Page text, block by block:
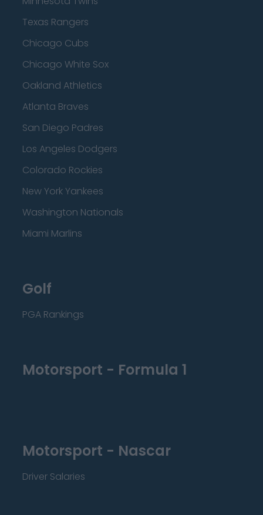
Texas Rangers
Chicago Cubs
Chicago White Sox
Oakland Athletics
Atlanta Braves
San Diego Padres
Los Angeles Dodgers
Colorado Rockies
New York Yankees
Washington Nationals
Miami Marlins
Golf
PGA Rankings
Motorsport - Formula 1
Motorsport - Nascar
Driver Salaries